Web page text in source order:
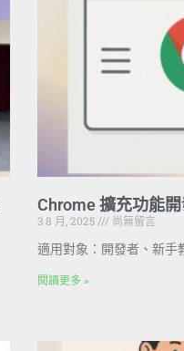
Chrome 擴充功能
3 8 月, 2025
尚無留言
適用對象：開發者、新手
閱讀更多 »